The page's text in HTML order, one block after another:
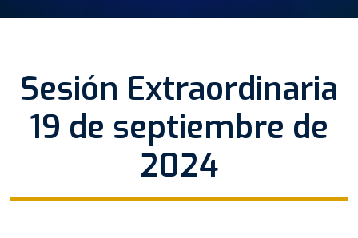
Sesión Extraordinaria
19 de septiembre de
2024